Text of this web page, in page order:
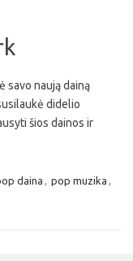
savo naują dainą
didelio
šios dainos ir
daina , pop muzika ,